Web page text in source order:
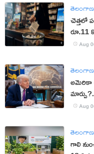
తెలంగాణ
చెత్తలో
రూ.11
Aug
తెలంగాణ
అమెరికా
Aug
తెలంగాణ
గాలి